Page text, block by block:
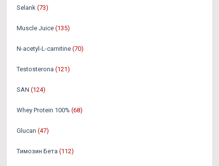
Selank (73)
Muscle Juice (135)
N-acetyl-L-carnitine (70)
Testosterona (121)
SAN (124)
Whey Protein 100% (68)
Glucan (47)
Tимозин Бета (112)